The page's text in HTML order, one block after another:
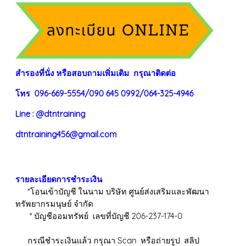
สำรองที่นั่ง หรือสอบถามเพิ่มเติม กรุณาติดต่อ
โทร 096-669-5554/090 645 0992/064-325-4946
Line : @dtntraining
dtntraining456@gmail.com
รายละเอียดการชำระเงิน
*โอนเข้าบัญชี ในนาม บริษัท ศูนย์ส่งเสริมและพัฒนา
ทรัพยากรมนุษย์ จำกัด
* บัญชีออมทรัพย์ เลขที่บัญชี 206-237-174-0
กรณีชำระเงินแล้ว กรุณา Scan หรือถ่ายรูป สลิป